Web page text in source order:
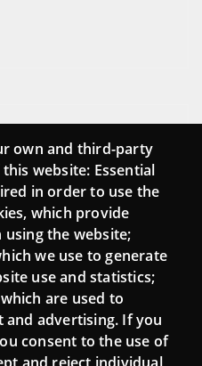
own and third-party
website: Essential
in order to use the
which provide
the website;
we use to generate
use and statistics;
are used to
advertising. If you
consent to the use of